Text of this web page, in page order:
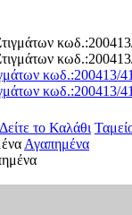
κωδ.:200413/
κωδ.:200413/
Δείτε το Καλάθι
Αγαπημένα